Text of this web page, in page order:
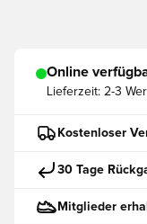
Online
Lieferzeit: 2-3
Kostenloser
30 Tage
Mitglieder